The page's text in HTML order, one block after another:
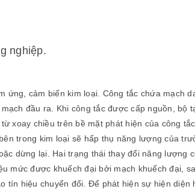
nghiệp.
cảm biến kim loại. Công tắc chứa mạch
đầu ra. Khi công tắc được cấp nguồn, bộ
xoay chiều trên bề mặt phát hiện của công
trong kim loại sẽ hấp thụ năng lượng của
dừng lại. Hai trạng thái thay đổi năng lượng
mức được khuếch đại bởi mạch khuếch đại,
tín hiệu chuyển đổi. Để phát hiện sự hiện diện